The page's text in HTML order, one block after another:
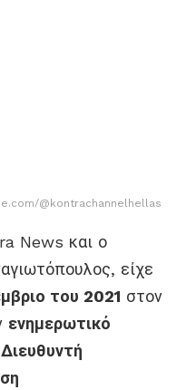
@kontrachannelhellas
News και ο
είχε
του 2021 στον
ενημερωτικό